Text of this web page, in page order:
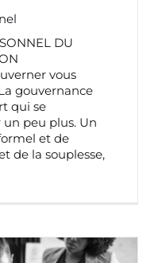
DU
vous
gouvernance
qui se
peu plus. Un
et de
de la souplesse,